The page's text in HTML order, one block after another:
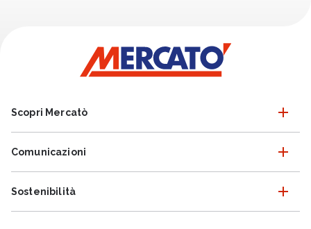
Scopri Mercatò
Comunicazioni
Sostenibilità